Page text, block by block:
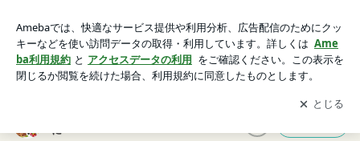
ました♡ | 自由に生きる♡ゆんの徒然なるままに
アプリをダウンロードして ブログの更新通知
を受け取りまし
ょう。
開く
に